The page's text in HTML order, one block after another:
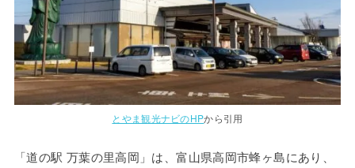
とやま観光ナビのHPから引用
「道の駅 万葉の里高岡」は、富山県高岡市蜂ヶ島にあり、